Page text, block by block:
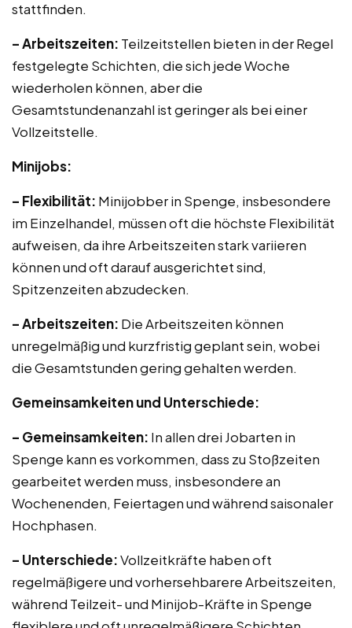
stattfinden.
– Arbeitszeiten: Teilzeitstellen bieten in der Regel
festgelegte Schichten, die sich jede Woche
wiederholen können, aber die
Gesamtstundenanzahl ist geringer als bei einer
Vollzeitstelle.
Minijobs:
– Flexibilität: Minijobber in Spenge, insbesondere
im Einzelhandel, müssen oft die höchste Flexibilität
aufweisen, da ihre Arbeitszeiten stark variieren
können und oft darauf ausgerichtet sind,
Spitzenzeiten abzudecken.
– Arbeitszeiten: Die Arbeitszeiten können
unregelmäßig und kurzfristig geplant sein, wobei
die Gesamtstunden gering gehalten werden.
Gemeinsamkeiten und Unterschiede:
– Gemeinsamkeiten: In allen drei Jobarten in
Spenge kann es vorkommen, dass zu Stoßzeiten
gearbeitet werden muss, insbesondere an
Wochenenden, Feiertagen und während saisonaler
Hochphasen.
– Unterschiede:Vollzeitkräfte haben oft
regelmäßigere und vorhersehbarere Arbeitszeiten,
während Teilzeit- und Minijob-Kräfte in Spenge